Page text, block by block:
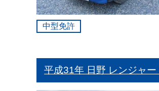
中型免許
平成31年 日野 レンジャー